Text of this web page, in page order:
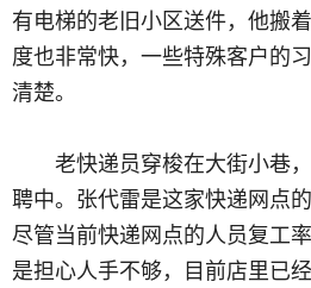
有电梯的老旧小区送件，他搬
度也非常快，一些特殊客户的
清楚。
老快递员穿梭在大街小巷
聘中。张代雷是这家快递网点
尽管当前快递网点的人员复工
是担心人手不够，目前店里已